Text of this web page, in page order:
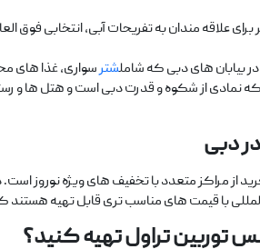
برای علاقه ‌مندان به تفریحات آبی، انتخابی
بیابان ‌های دبی که شاملشترسواری، غذا های
نمادی از شکوه و قدرت دبی است و هتل ‌ها و
دبی
مراکز متعدد با تخفیف ‌های ویژه نوروز است.
با قیمت ‌های مناسب ‌تری قابل تهیه
توربین تراول تهیه کنید؟